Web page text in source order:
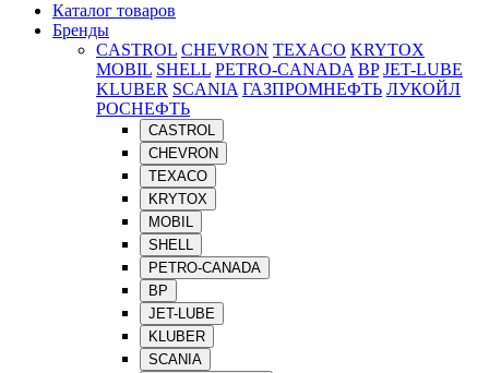
Каталог товаров
Бренды
CASTROL CHEVRON TEXACO KRYTOX
MOBIL SHELL PETRO-CANADA BP JET-LUBE
KLUBER SCANIA ГАЗПРОМНЕФТЬ ЛУКОЙЛ
РОСНЕФТЬ
CASTROL
CHEVRON
TEXACO
KRYTOX
MOBIL
SHELL
PETRO-CANADA
BP
JET-LUBE
KLUBER
SCANIA